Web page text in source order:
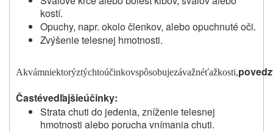
kostí.
Opuchy, napr. okolo členkov, alebo opuchnuté oči.
Zvýšenie telesnej hmotnosti.
Akvámniektorýztýchtoúčinkovspôsobujezávažnéťažkosti,povedz
Častévedľajšieúčinky:
Strata chuti do jedenia, zníženie telesnej
hmotnosti alebo porucha vnímania chuti.